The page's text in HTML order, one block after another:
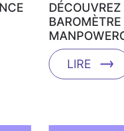
DÉCOUVREZ
LIRE